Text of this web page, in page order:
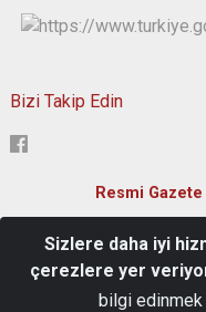
Bizi Takip Edin
Resmi Gazete
Kültür Mah. Zübeyde
Valilik Santral :0(424)
Sizlere daha iyi
çerezlere yer
bilgi